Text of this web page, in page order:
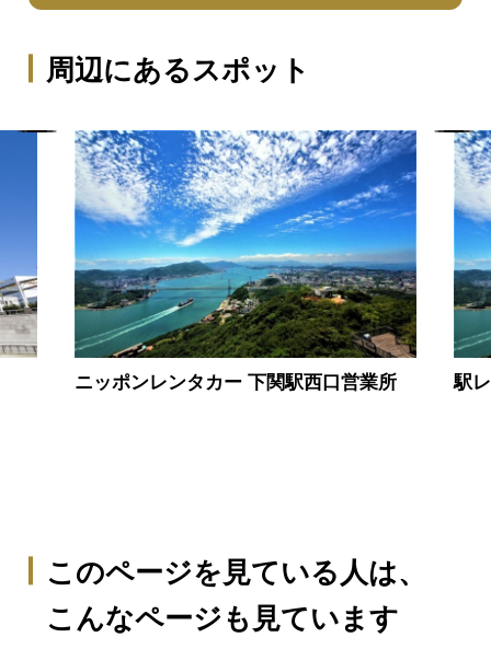
周辺にあるスポット
ニッポンレンタカー 下関駅西口営業所 駅
このページを見ている人は、
こんなページも見ています